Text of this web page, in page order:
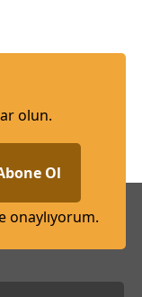
olun.
Ol
onaylıyorum.